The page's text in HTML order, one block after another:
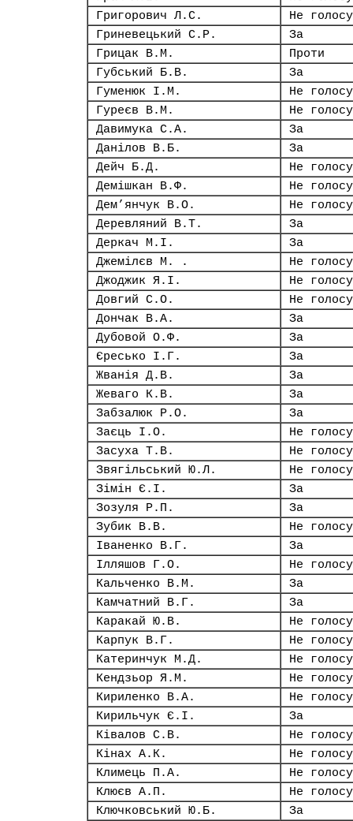
Григорович Л.С.
Не
Гриневецький С.Р.
За
Грицак В.М.
Проти
Губський Б.В.
За
Гуменюк І.М.
Не
Гуреєв В.М.
Не
Давимука С.А.
За
Данілов В.Б.
За
Дейч Б.Д.
Не
Демішкан В.Ф.
Не
Дем’янчук В.О.
Не
Деревляний В.Т.
За
Деркач М.І.
За
Джемілєв М. .
Не
Джоджик Я.І.
Не
Довгий С.О.
Не
Дончак В.А.
За
Дубовой О.Ф.
За
Єресько І.Г.
За
Жванія Д.В.
За
Жеваго К.В.
За
Забзалюк Р.О.
За
Заєць І.О.
Не
Засуха Т.В.
Не
Звягільський Ю.Л.
Не
Зімін Є.І.
За
Зозуля Р.П.
За
Зубик В.В.
Не
Іваненко В.Г.
За
Ілляшов Г.О.
Не
Кальченко В.М.
За
Камчатний В.Г.
За
Каракай Ю.В.
Не
Карпук В.Г.
Не
Катеринчук М.Д.
Не
Кендзьор Я.М.
Не
Кириленко В.А.
Не
Кирильчук Є.І.
За
Ківалов С.В.
Не
Кінах А.К.
Не
Климець П.А.
Не
Клюєв А.П.
Не
Ключковський Ю.Б.
За